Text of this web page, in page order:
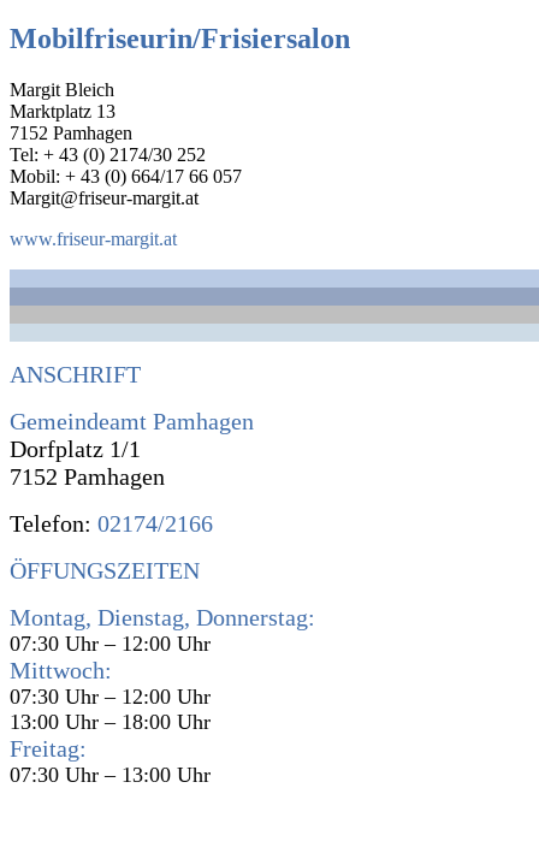
Mobilfriseurin/Frisiersalon
Margit Bleich
Marktplatz 13
7152 Pamhagen
Tel: + 43 (0) 2174/30 252
Mobil: + 43 (0) 664/17 66 057
Margit@friseur-margit.at
www.friseur-margit.at
ANSCHRIFT
Gemeindeamt Pamhagen
Dorfplatz 1/1
7152 Pamhagen
Telefon: 02174/2166
ÖFFUNGSZEITEN
Montag, Dienstag, Donnerstag:
07:30 Uhr – 12:00 Uhr
Mittwoch:
07:30 Uhr – 12:00 Uhr
13:00 Uhr – 18:00 Uhr
Freitag:
07:30 Uhr – 13:00 Uhr